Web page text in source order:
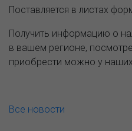
Поставляется в листах
Получить информацию о
в вашем регионе,
приобрести можно у наших
Все новости